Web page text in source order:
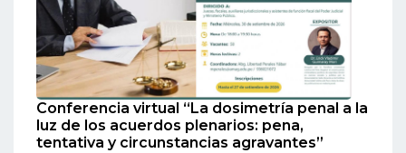
Conferencia virtual “La dosimetría penal a la
luz de los acuerdos plenarios: pena,
tentativa y circunstancias agravantes”